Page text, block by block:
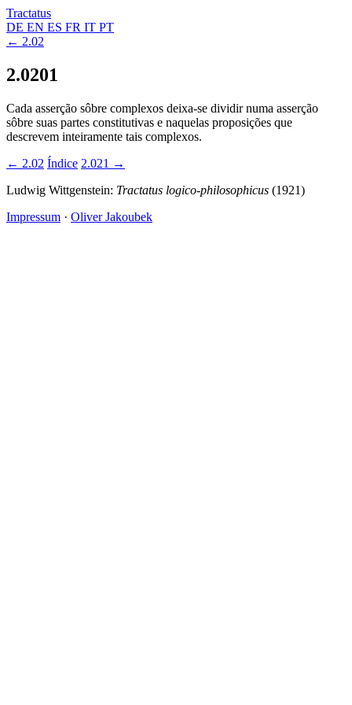
Tractatus
DE EN ES FR IT PT
← 2.02
2.0201
Cada asserção sôbre complexos deixa-se dividir numa asserção
sôbre suas partes constitutivas e naquelas proposições que
descrevem inteiramente tais complexos.
← 2.02 Índice 2.021 →
Ludwig Wittgenstein: Tractatus logico-philosophicus (1921)
Impressum · Oliver Jakoubek